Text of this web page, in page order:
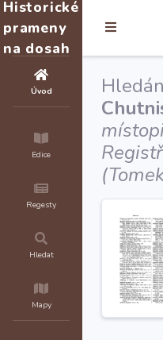
Historické
prameny
na dosah
Úvod
Edice
Regesty
Hledat
Mapy